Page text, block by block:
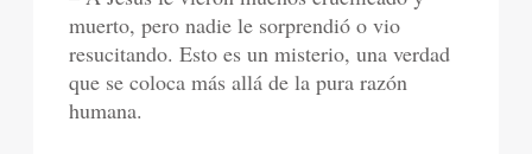
muerto, pero nadie le sorprendió o vio
resucitando. Esto es un misterio, una verdad
que se coloca más allá de la pura razón
humana.